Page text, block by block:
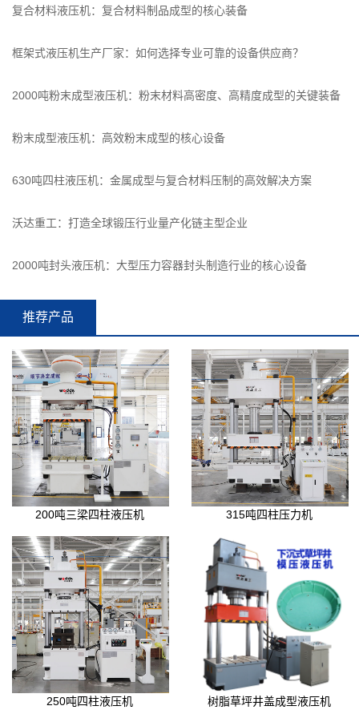
复合材料液压机：复合材料制品成型的核心装备
框架式液压机生产厂家：如何选择专业可靠的设备供应商？
2000吨粉末成型液压机：粉末材料高密度、高精度成型的关键装备
粉末成型液压机：高效粉末成型的核心设备
630吨四柱液压机：金属成型与复合材料压制的高效解决方案
沃达重工：打造全球锻压行业量产化链主型企业
2000吨封头液压机：大型压力容器封头制造行业的核心设备
推荐产品
200吨三梁四柱液压机 315吨四柱压力机
250吨四柱液压机 树脂草坪井盖成型液压机